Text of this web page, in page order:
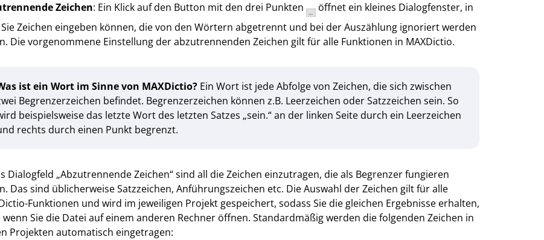
Zeichen: Ein Klick auf den Button mit den drei Punkten
öffnet ein kleines Dialogfenster, in
Zeichen eingeben können, die von den Wörtern abgetrennt und bei der Auszählung ignoriert werden
Die vorgenommene Einstellung der abzutrennenden Zeichen gilt für alle Funktionen in MAXDictio.
ist ein Wort im Sinne von MAXDictio? Ein Wort ist jede Abfolge von Zeichen, die sich zwischen
Begrenzerzeichen befindet. Begrenzerzeichen können z.B. Leerzeichen oder Satzzeichen sein. So
beispielsweise das letzte Wort des letzten Satzes „sein.“ an der linken Seite durch ein Leerzeichen
rechts durch einen Punkt begrenzt.
Dialogfeld „Abzutrennende Zeichen“ sind all die Zeichen einzutragen, die als Begrenzer fungieren
Das sind üblicherweise Satzzeichen, Anführungszeichen etc. Die Auswahl der Zeichen gilt für alle
Funktionen und wird im jeweiligen Projekt gespeichert, sodass Sie die gleichen Ergebnisse erhalten,
wenn Sie die Datei auf einem anderen Rechner öffnen. Standardmäßig werden die folgenden Zeichen in
Projekten automatisch eingetragen: